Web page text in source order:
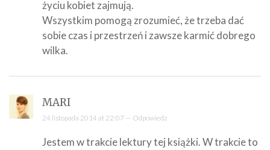
życiu kobiet zajmują.
Wszystkim pomogą zrozumieć, że trzeba dać
sobie czas i przestrzeń i zawsze karmić dobrego
wilka.
MARI
24 listopada 2014 at 22:07 — Odpowiedz
Jestem w trakcie lektury tej książki. W trakcie to